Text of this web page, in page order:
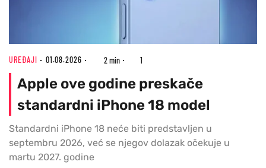
UREĐAJI 01.08.2026 2 min 1
Apple ove godine preskače
standardni iPhone 18 model
Standardni iPhone 18 neće biti predstavljen u
septembru 2026, već se njegov dolazak očekuje u
martu 2027. godine